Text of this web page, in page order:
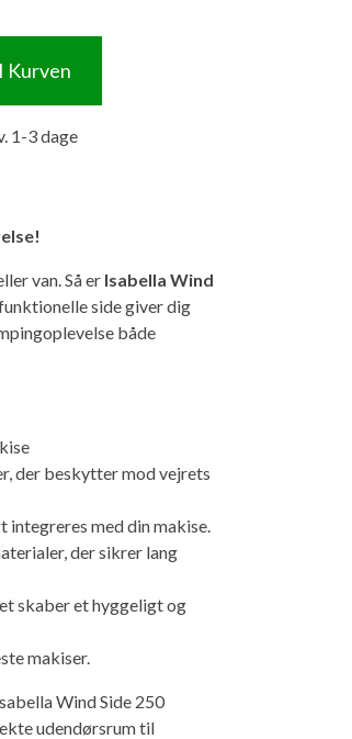
Kurven
1-3 dage
van. Så er Isabella Wind
side giver dig
både
der beskytter mod vejrets
integreres med din makise.
der sikrer lang
skaber et hyggeligt og
makiser.
Wind Side 250
udendørsrum til